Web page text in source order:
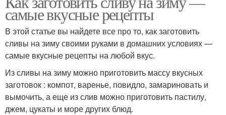
самые вкусные рецепты
В этой статье вы найдете все про то, как заготовить
сливы на зиму своими руками в домашних условиях —
самые вкусные рецепты на любой вкус.
Из сливы на зиму можно приготовить массу вкусных
заготовок : компот, варенье, повидло, замариновать и
вымочить, а еще из слив можно приготовить пастилу,
джем, цукаты и море других блюд.